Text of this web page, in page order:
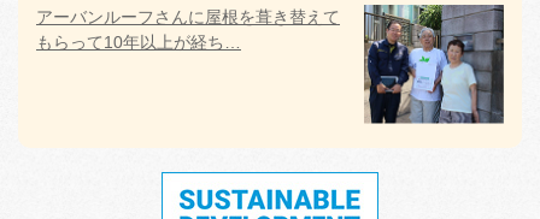
アーバンルーフさんに屋根を葺き替えて
もらって10年以上が経ち…